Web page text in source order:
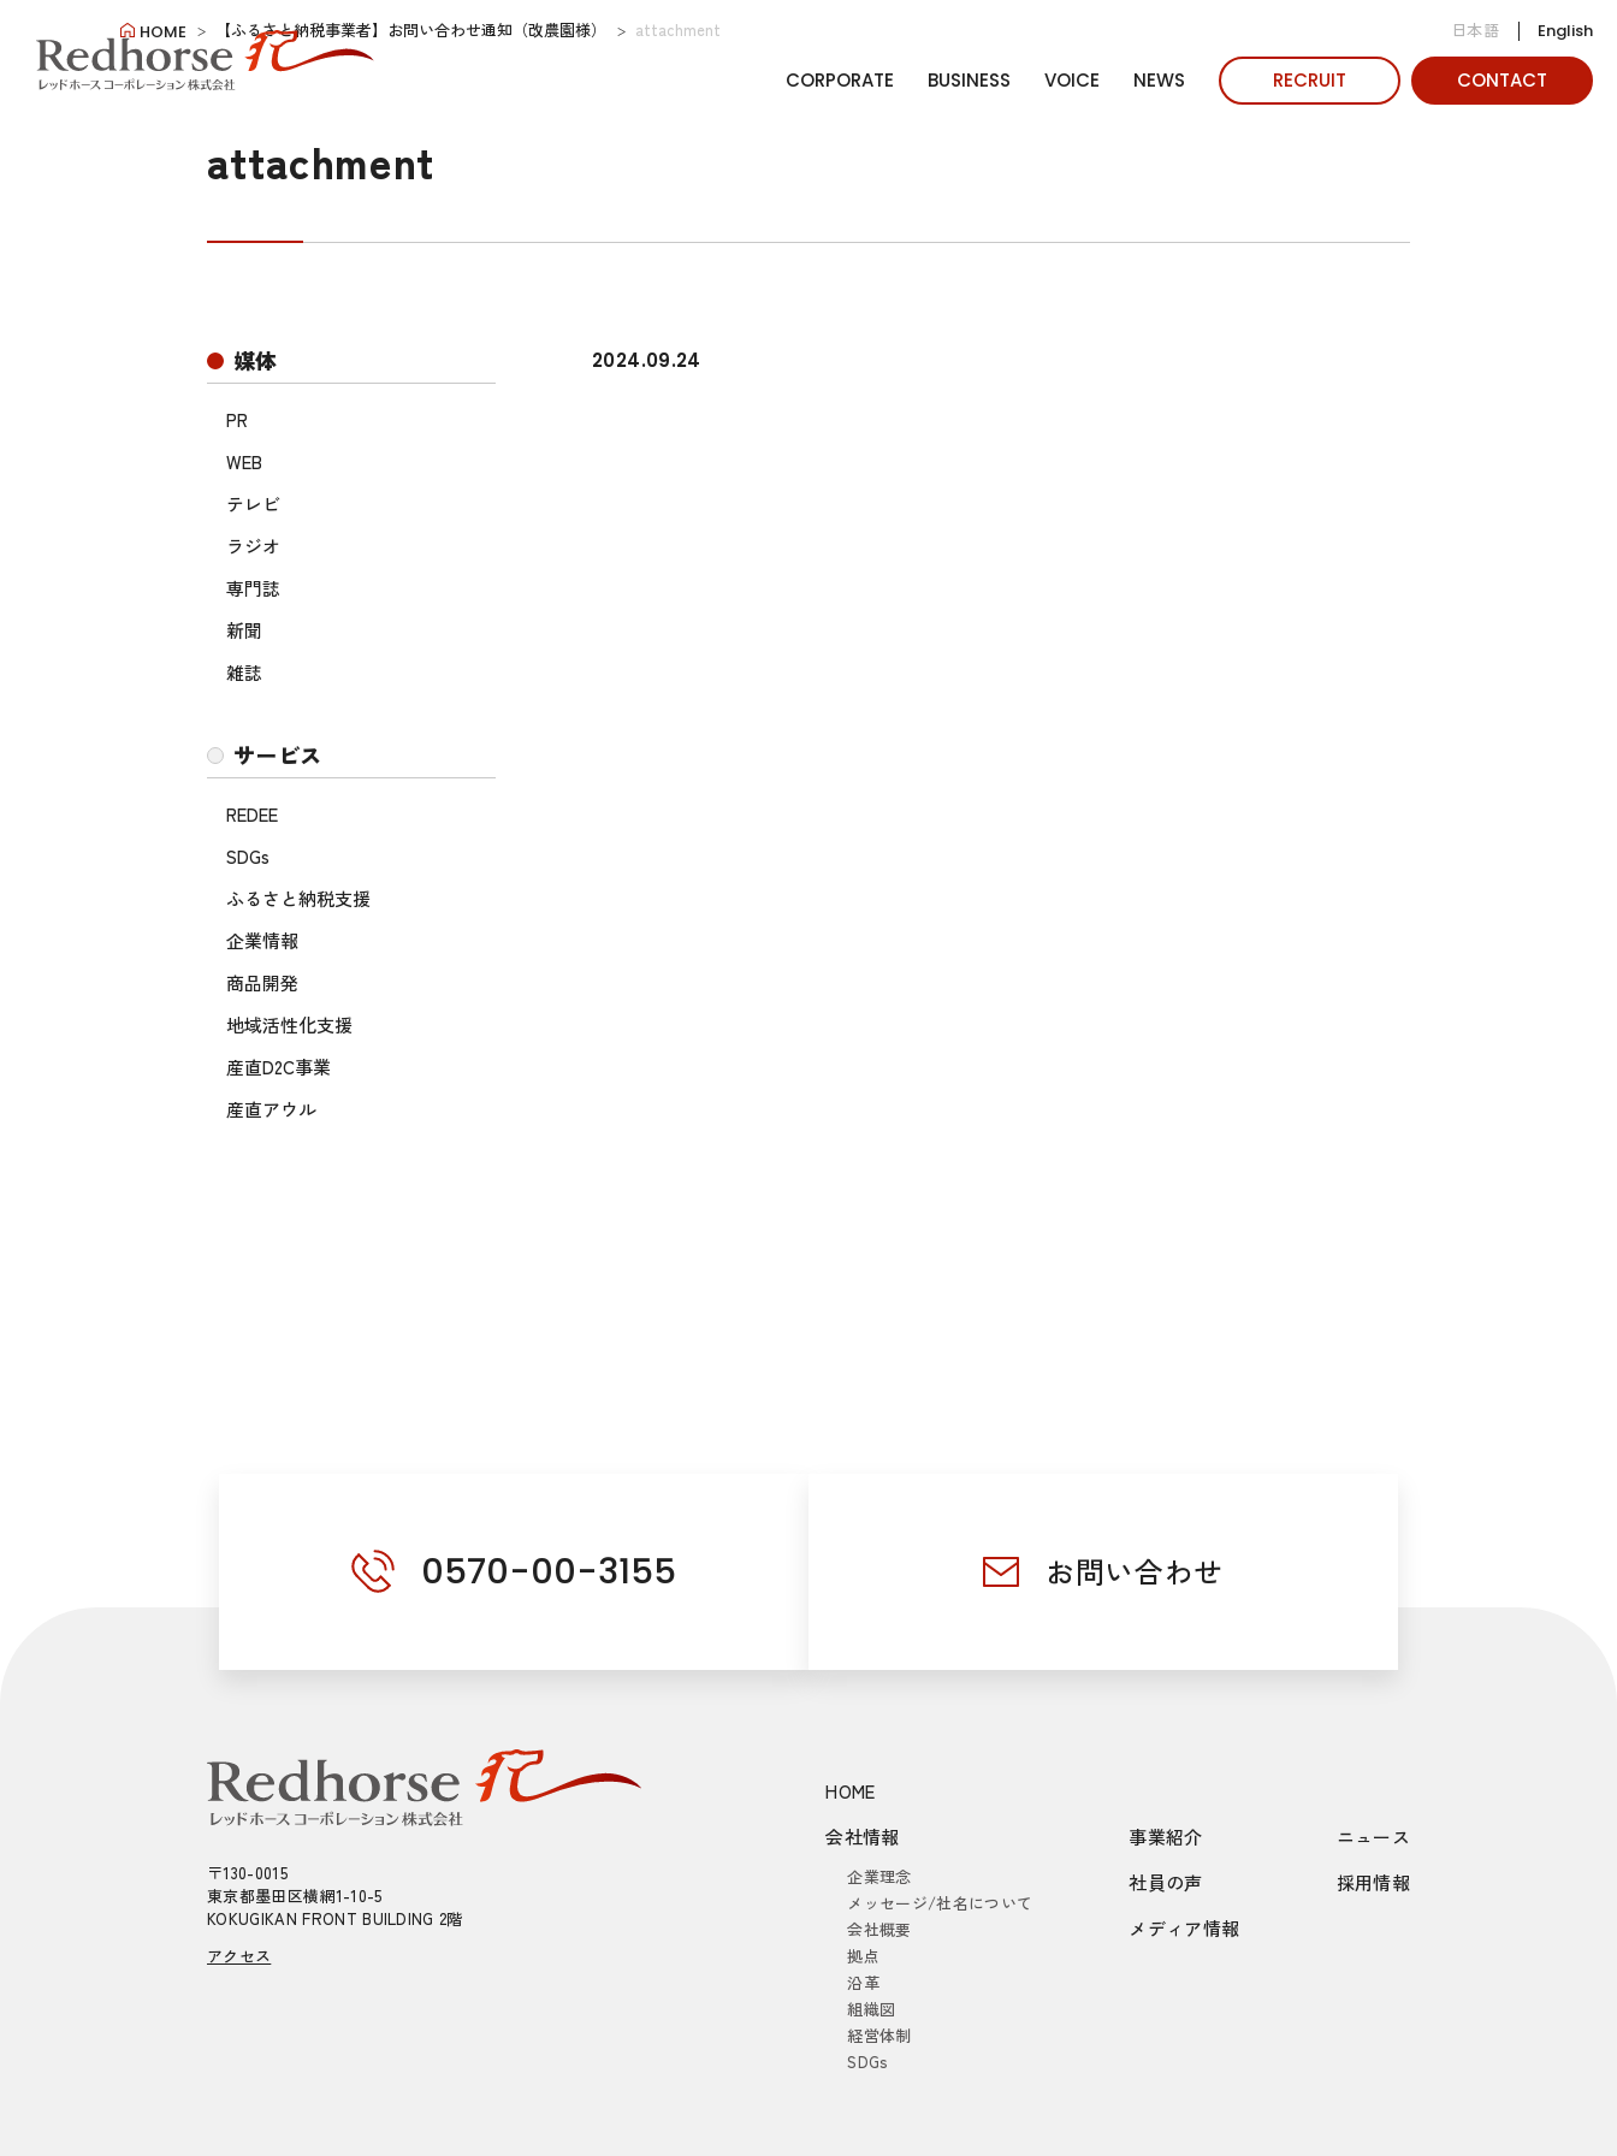
日本語 English
CORPORATE BUSINESS VOICE NEWS RECRUIT CONTACT
HOME 【ふるさと納税事業者】お問い合わせ通知（改農園様） attachment
attachment
媒体
PR
WEB
テレビ
ラジオ
専門誌
新聞
雑誌
サービス
REDEE
SDGs
ふるさと納税支援
企業情報
商品開発
地域活性化支援
産直D2C事業
産直アウル
2024.09.24
0570-00-3155 お問い合わせ
〒130-0015
東京都墨田区横網1-10-5
KOKUGIKAN FRONT BUILDING 2階
アクセス
HOME
会社情報
企業理念
メッセージ/社名について
会社概要
拠点
沿革
組織図
経営体制
SDGs
事業紹介
社員の声
メディア情報
ニュース
採用情報